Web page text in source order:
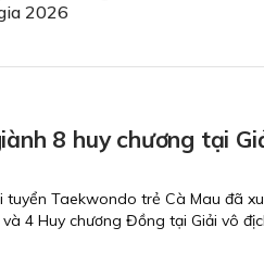
2026
8 huy chương tại
tuyển Taekwondo trẻ Cà Mau đã
4 Huy chương Đồng tại Giải vô